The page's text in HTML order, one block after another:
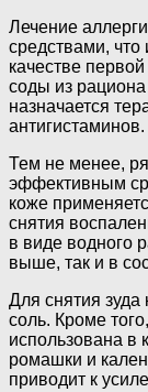
Лечение
средствами, что
качестве
соды из
назначается
антигистаминов.
Тем не менее,
эффективным
коже
снятия
в виде водного
выше, так и в
Для снятия зуда
соль. Кроме
использована в
ромашки и
приводит к